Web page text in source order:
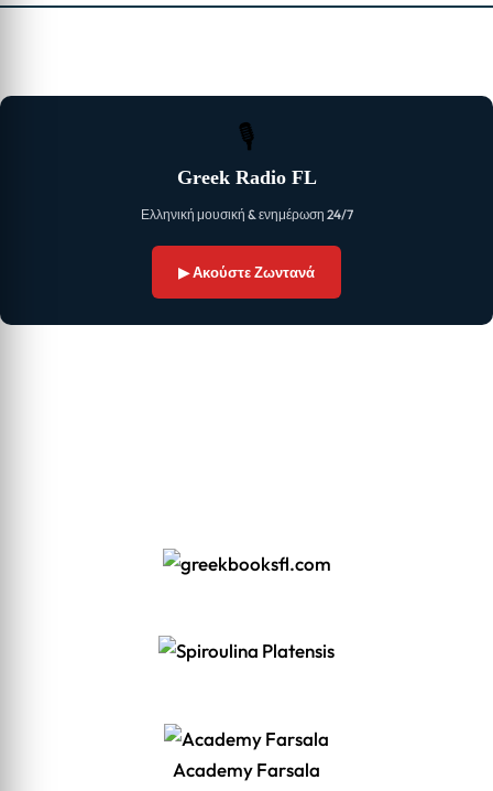
🎙
Greek Radio FL
Ελληνική μουσική & ενημέρωση 24/7
▶ Ακούστε Ζωντανά
Academy Farsala